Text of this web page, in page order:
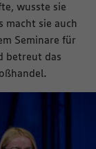
wusste sie
macht sie auch
Seminare für
betreut das